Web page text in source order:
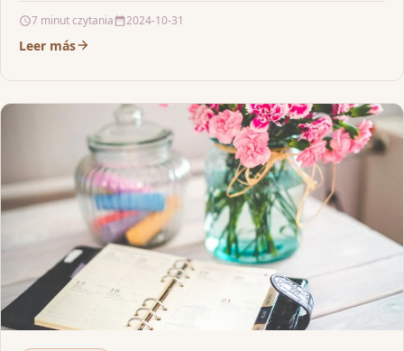
7 minut czytania 2024-10-31
Leer más